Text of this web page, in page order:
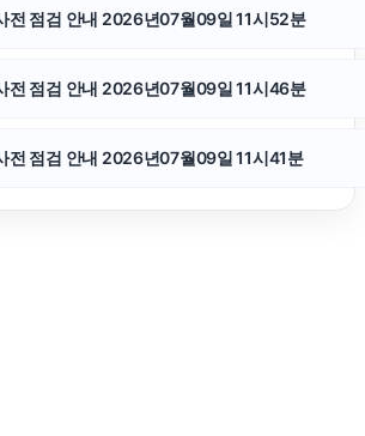
하수구막힘
수원형사전문변호사
서초마약전문변호사
전 점검 안내 2026년07월09일 11시52분
전 점검 안내 2026년07월09일 11시46분
전 점검 안내 2026년07월09일 11시41분